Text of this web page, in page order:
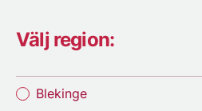
Välj region:
Blekinge